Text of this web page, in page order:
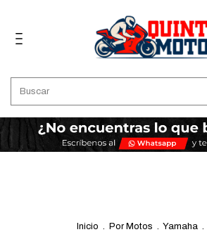
Inicio . Por Motos . Yamaha .